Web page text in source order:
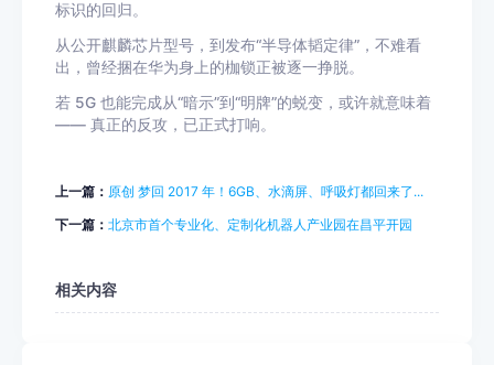
标识的回归。
从公开麒麟芯片型号，到发布“半导体韬定律”，不难看
出，曾经捆在华为身上的枷锁正被逐一挣脱。
若 5G 也能完成从“暗示”到“明牌”的蜕变，或许就意味着
—— 真正的反攻，已正式打响。
上一篇： 原创 梦回 2017 年！6GB、水滴屏、呼吸灯都回来了...
下一篇： 北京市首个专业化、定制化机器人产业园在昌平开园
相关内容